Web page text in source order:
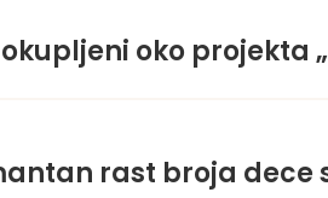
oko projekta
rast broja